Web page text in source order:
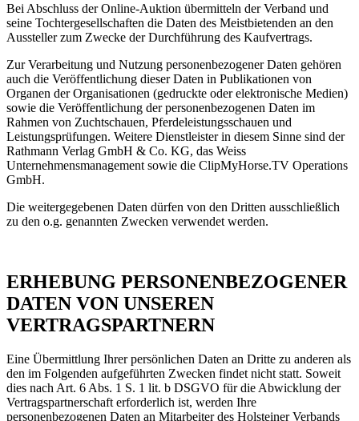
Bei Abschluss der Online-Auktion übermitteln der Verband und
seine Tochtergesellschaften die Daten des Meistbietenden an den
Aussteller zum Zwecke der Durchführung des Kaufvertrags.
Zur Verarbeitung und Nutzung personenbezogener Daten gehören
auch die Veröffentlichung dieser Daten in Publikationen von
Organen der Organisationen (gedruckte oder elektronische Medien)
sowie die Veröffentlichung der personenbezogenen Daten im
Rahmen von Zuchtschauen, Pferdeleistungsschauen und
Leistungsprüfungen. Weitere Dienstleister in diesem Sinne sind der
Rathmann Verlag GmbH & Co. KG, das Weiss
Unternehmensmanagement sowie die ClipMyHorse.TV Operations
GmbH.
Die weitergegebenen Daten dürfen von den Dritten ausschließlich
zu den o.g. genannten Zwecken verwendet werden.
ERHEBUNG PERSONENBEZOGENER
DATEN VON UNSEREN
VERTRAGSPARTNERN
Eine Übermittlung Ihrer persönlichen Daten an Dritte zu anderen als
den im Folgenden aufgeführten Zwecken findet nicht statt. Soweit
dies nach Art. 6 Abs. 1 S. 1 lit. b DSGVO für die Abwicklung der
Vertragspartnerschaft erforderlich ist, werden Ihre
personenbezogenen Daten an Mitarbeiter des Holsteiner Verbands